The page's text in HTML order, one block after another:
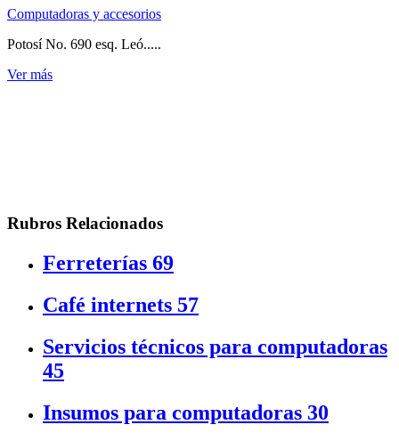
Computadoras y accesorios
Potosí No. 690 esq. Leó.....
Ver más
Rubros Relacionados
Ferreterías 69
Café internets 57
Servicios técnicos para computadoras
45
Insumos para computadoras 30